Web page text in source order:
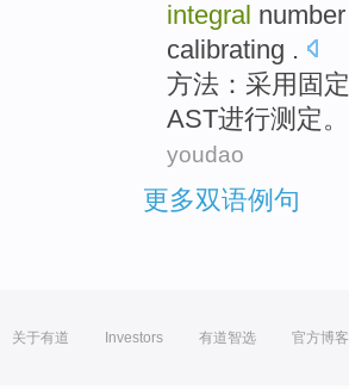
integral number
calibrating .
方法 ： 采用 固定
AST进行测定。
youdao
更多双语例句
关于有道 Investors 有道智选 官方博客